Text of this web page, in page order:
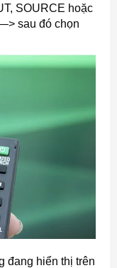
SOURCE hoặc
sau đó chọn
đang hiển thị trên